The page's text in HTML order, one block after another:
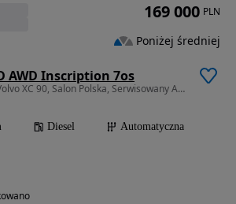
AWD Inscription 7os
1969 cm3 • 235 KM • Volvo XC 90, Salon Polska, Serwisowany ASO
Diesel
Automatyczna
169 000 PLN
Poniżej średniej